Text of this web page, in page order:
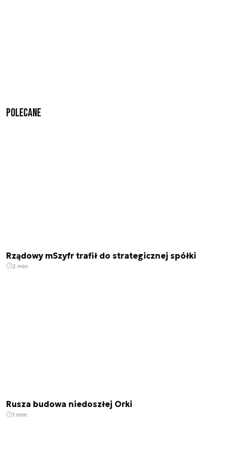
Polecane
Rządowy mSzyfr trafił do strategicznej spółki
2 min.
Rusza budowa niedoszłej Orki
1 min.